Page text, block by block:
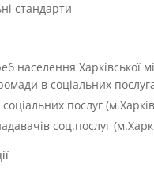
стандарти
населення Харківської
в соціальних
послуг
соц.послуг